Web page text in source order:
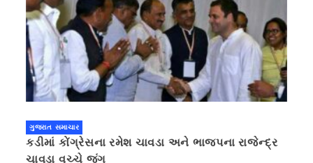
ગુજરાત સમાચાર
કડીમાં કોંગ્રેસના રમેશ ચાવડા અને ભાજપના રાજેન્દ્ર
ચાવડા વચ્ચે જંગ